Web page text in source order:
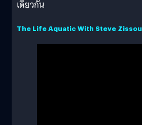
เดียวกัน
The Life Aquatic With Steve Zissou